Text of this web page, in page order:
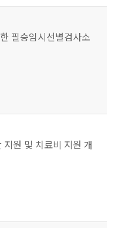
필승임시선별검사소
원 및 치료비 지원 개